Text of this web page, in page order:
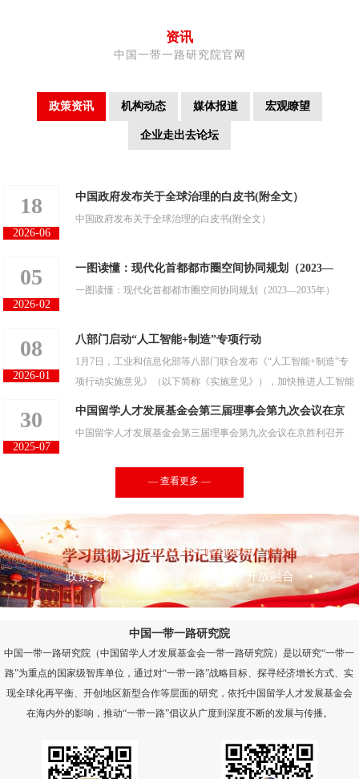
资讯
中国一带一路研究院官网
政策资讯 机构动态 媒体报道 宏观瞭望
企业走出去论坛
18
2026-06
中国政府发布关于全球治理的白皮书(附全文）
中国政府发布关于全球治理的白皮书(附全文）
05
2026-02
一图读懂：​现代化首都都市圈空间协同规划（2023—
2035年）
一图读懂：​现代化首都都市圈空间协同规划（2023—2035年）
08
2026-01
八部门启动“人工智能+制造”专项行动
1月7日，工业和信息化部等八部门联合发布《“人工智能+制造”专
项行动实施意见》（以下简称《实施意见》），加快推进人工智能
技术在制造业融合应用，
30
2025-07
中国留学人才发展基金会第三届理事会第九次会议在京
胜利召开
中国留学人才发展基金会第三届理事会第九次会议在京胜利召开
— 查看更多 —
中国一带一路研究院官
政策支持，课题精准、智库专业，开放融合
中国一带一路研究院
中国一带一路研究院（中国留学人才发展基金会一带一路研究院）是以研究“一带一
路”为重点的国家级智库单位，通过对“一带一路”战略目标、探寻经济增长方式、实
现全球化再平衡、开创地区新型合作等层面的研究，依托中国留学人才发展基金会
在海内外的影响，推动“一带一路”倡议从广度到深度不断的发展与传播。